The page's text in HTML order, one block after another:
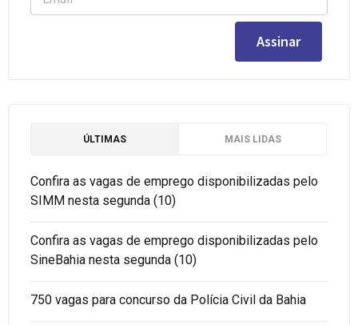
ÚLTIMAS MAIS LIDAS
Confira as vagas de emprego disponibilizadas pelo
SIMM nesta segunda (10)
Confira as vagas de emprego disponibilizadas pelo
SineBahia nesta segunda (10)
750 vagas para concurso da Polícia Civil da Bahia